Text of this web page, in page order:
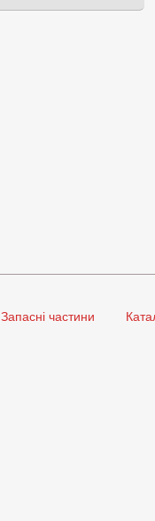
Запасні частини